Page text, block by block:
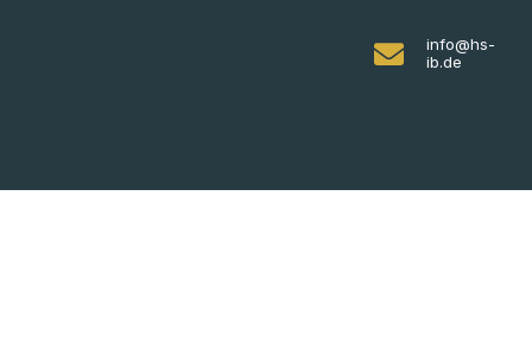
info@hs-
ib.de